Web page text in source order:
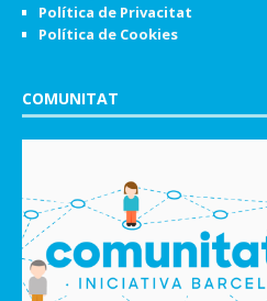
Política de Privacitat
Política de Cookies
COMUNITAT